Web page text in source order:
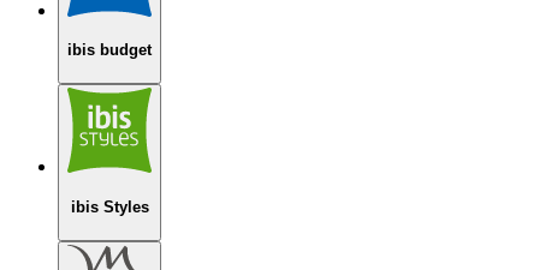
ibis budget
ibis Styles